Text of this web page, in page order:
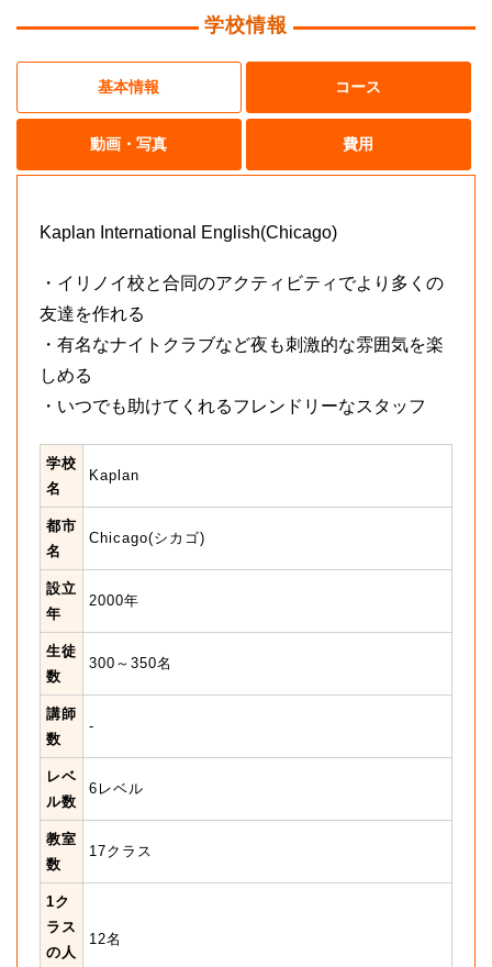
学校情報
基本情報 コース
動画・写真 費用
Kaplan International English(Chicago)
・イリノイ校と合同のアクティビティでより多くの
友達を作れる
・有名なナイトクラブなど夜も刺激的な雰囲気を楽
しめる
・いつでも助けてくれるフレンドリーなスタッフ
学校
名
Kaplan
都市
名
Chicago(シカゴ)
設立
年
2000年
生徒
数
300～350名
講師
数
-
レベ
ル数
6レベル
教室
数
17クラス
1ク
ラス
の人
12名